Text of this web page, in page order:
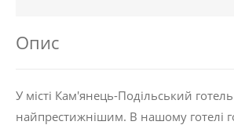
Опис
У місті Кам'янець-Подільський готель
найпрестижнішим. В нашому готелі